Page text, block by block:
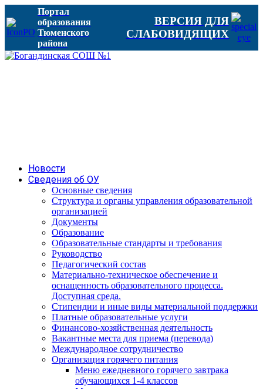
Портал
образования
Тюменского
района
ВЕРСИЯ ДЛЯ
СЛАБОВИДЯЩИХ
Новости
Сведения об ОУ
Основные сведения
Структура и органы управления образовательной
организацией
Документы
Образование
Образовательные стандарты и требования
Руководство
Педагогический состав
Материально-техническое обеспечение и
оснащенность образовательного процесса.
Доступная среда.
Стипендии и иные виды материальной поддержки
Платные образовательные услуги
Финансово-хозяйственная деятельность
Вакантные места для приема (перевода)
Международное сотрудничество
Организация горячего питания
Меню ежедневного горячего завтрака
обучающихся 1-4 классов